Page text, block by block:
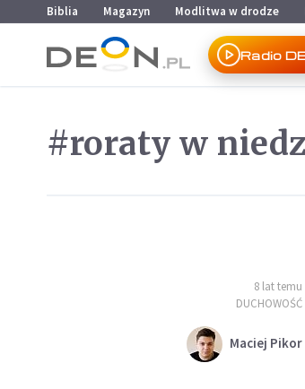
Przejdź do menu głównego
Przejdź do treści
Biblia Magazyn Modlitwa w drodze
Radio
#roraty w
8 lat temu
DUCHOWOŚĆ
Maciej Pikor